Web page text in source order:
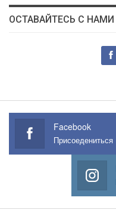
ОСТАВАЙТЕСЬ С НАМИ
Facebook
Присоедениться